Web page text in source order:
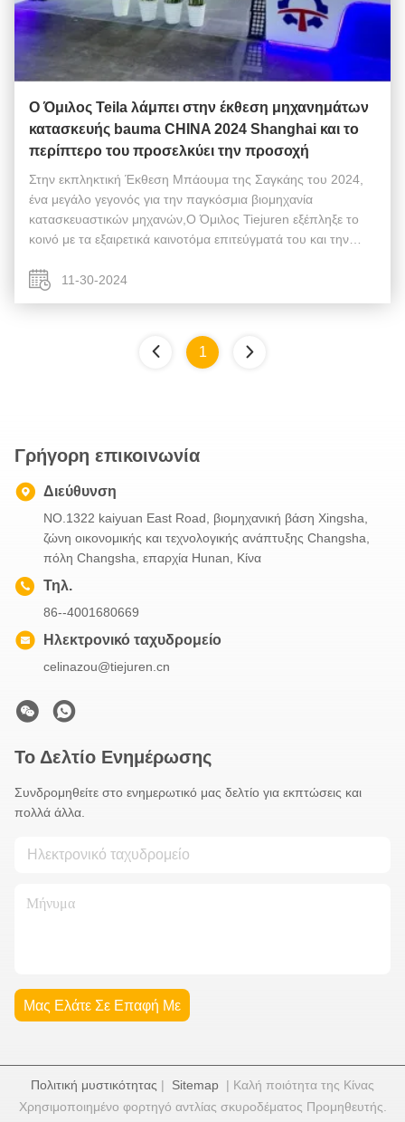
Ο Όμιλος Teila λάμπει στην έκθεση μηχανημάτων
κατασκευής bauma CHINA 2024 Shanghai και το
περίπτερο του προσελκύει την προσοχή
Στην εκπληκτική Έκθεση Μπάουμα της Σαγκάης του 2024,
ένα μεγάλο γεγονός για την παγκόσμια βιομηχανία
κατασκευαστικών μηχανών,Ο Όμιλος Tiejuren εξέπληξε το
κοινό με τα εξαιρετικά καινοτόμα επιτεύγματά του και την
παρουσίασε τρία βαρέα προϊόντα, μετ...
11-30-2024
1
Γρήγορη επικοινωνία
Διεύθυνση
NO.1322 kaiyuan East Road, βιομηχανική βάση Xingsha,
ζώνη οικονομικής και τεχνολογικής ανάπτυξης Changsha,
πόλη Changsha, επαρχία Hunan, Κίνα
Τηλ.
86--4001680669
Ηλεκτρονικό ταχυδρομείο
celinazou@tiejuren.cn
Το Δελτίο Ενημέρωσης
Συνδρομηθείτε στο ενημερωτικό μας δελτίο για εκπτώσεις και
πολλά άλλα.
Μας Ελάτε Σε Επαφή Με
Πολιτική μυστικότητας | Sitemap | Καλή ποιότητα της Κίνας
Χρησιμοποιημένο φορτηγό αντλίας σκυροδέματος Προμηθευτής.